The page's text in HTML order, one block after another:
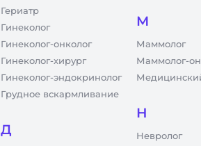
Гериатр
Гинеколог
Гинеколог-онколог
Гинеколог-хирург
Гинеколог-эндокринолог
Грудное вскармливание
Д
М
Маммолог
Маммолог-
Н
Невролог